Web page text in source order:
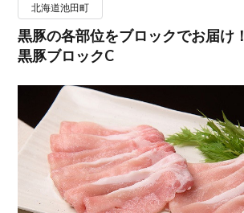
北海道池田町
黒豚の各部位をブロックでお届け！
黒豚ブロックC